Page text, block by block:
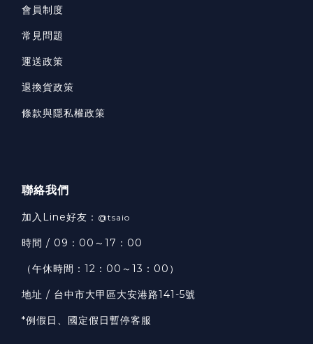
會員制度
常見問題
運送政策
退換貨政策
條款與隱私權政策
聯絡我們
加入Line好友： @tsaio
時間 / 09：00～17：00
（午休時間：12：00～13：00）
地址 / 台中市大甲區大安港路141-5號
*例假日、國定假日暫停客服